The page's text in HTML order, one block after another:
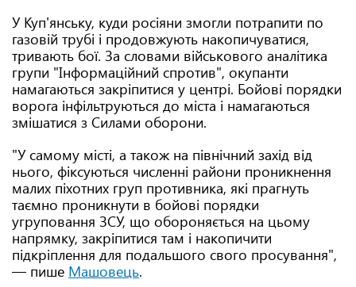
У Куп'янську, куди росіяни змогли потрапити по
газовій трубі і продовжують накопичуватися,
тривають бої. За словами військового аналітика
групи "Інформаційний спротив", окупанти
намагаються закріпитися у центрі. Бойові порядки
ворога інфільтруються до міста і намагаються
змішатися з Силами оборони.
"У самому місті, а також на північний захід від
нього, фіксуються численні райони проникнення
малих піхотних груп противника, які прагнуть
таємно проникнути в бойові порядки
угруповання ЗСУ, що обороняється на цьому
напрямку, закріпитися там і накопичити
підкріплення для подальшого свого просування",
— пише Машовець.